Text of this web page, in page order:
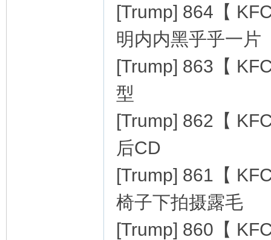
[Trump] 864【
明内内黑乎乎一片
[Trump] 863【
型
[Trump] 862【
后CD
[Trump] 861【
椅子下拍摄露毛
[Trump] 860【